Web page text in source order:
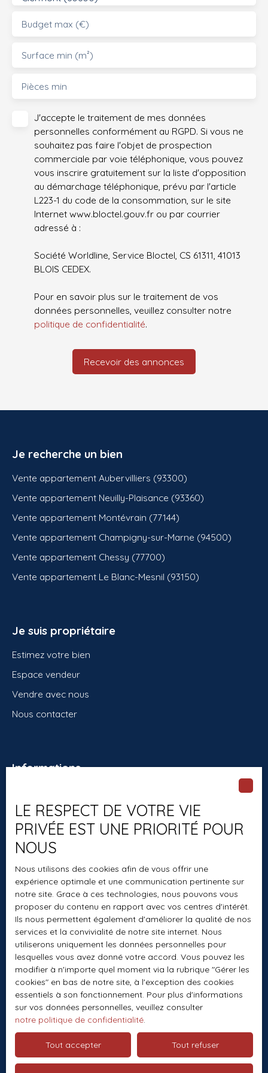
vous séduire par ce cadre de vie exceptionnel.
Budget max (€)
Surface min (m²)
Pièces min
J'accepte le traitement de mes données
personnelles conformément au RGPD. Si vous ne
souhaitez pas faire l'objet de prospection
commerciale par voie téléphonique, vous pouvez
vous inscrire gratuitement sur la liste d'opposition
au démarchage téléphonique, prévu par l'article
L223-1 du code de la consommation, sur le site
Internet www.bloctel.gouv.fr ou par courrier
adressé à :
Société Worldline, Service Bloctel, CS 61311, 41013
BLOIS CEDEX.
Pour en savoir plus sur le traitement de vos
données personnelles, veuillez consulter notre
politique de confidentialité.
Recevoir des annonces
Je recherche un bien
Vente appartement Aubervilliers (93300)
Vente appartement Neuilly-Plaisance (93360)
Vente appartement Montévrain (77144)
Vente appartement Champigny-sur-Marne (94500)
Vente appartement Chessy (77700)
Vente appartement Le Blanc-Mesnil (93150)
Je suis propriétaire
Estimez votre bien
Espace vendeur
Vendre avec nous
Nous contacter
Informations
Nos honoraires
Mentions légales
Politique de confidentialité
Plan du site
Gérer les cookies
Propulsé par
+33 1 60 01 70 64
1 CHEMIN DE LA BUTTE AUX BERGERS
77860 SAINT-GERMAIN-SUR-MORIN
LE RESPECT DE VOTRE VIE
PRIVÉE EST UNE PRIORITÉ POUR
NOUS
Nous utilisons des cookies afin de vous offrir une
expérience optimale et une communication pertinente sur
notre site. Grace à ces technologies, nous pouvons vous
proposer du contenu en rapport avec vos centres d'intérêt.
Ils nous permettent également d'améliorer la qualité de nos
services et la convivialité de notre site internet. Nous
utiliserons uniquement les données personnelles pour
lesquelles vous avez donné votre accord. Vous pouvez les
modifier à n'importe quel moment via la rubrique ″Gérer les
cookies″ en bas de notre site, à l'exception des cookies
essentiels à son fonctionnement. Pour plus d'informations
sur vos données personnelles, veuillez consulter
notre politique de confidentialité.
Tout accepter Tout refuser